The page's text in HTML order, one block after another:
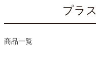
キーワード・商品番号で探
プラ
商品一覧